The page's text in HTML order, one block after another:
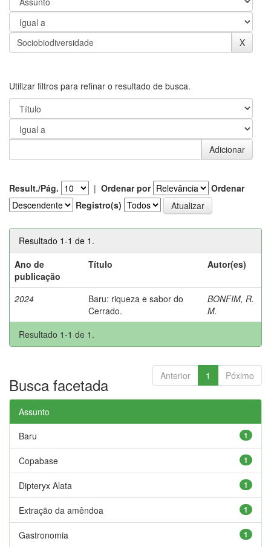
Utilizar filtros para refinar o resultado de busca.
Result./Pág. | Ordenar por
Ordenar
Registro(s)
Resultado 1-1 de 1.
Ano de
publicação
Título Autor(es)
2024
Baru: riqueza e sabor do
Cerrado.
BONFIM, R.
M.
Resultado 1-1 de 1.
Anterior 1 Póximo
Busca facetada
Assunto
1
Baru
1
Copabase
1
Dipteryx Alata
1
Extração da amêndoa
1
Gastronomia